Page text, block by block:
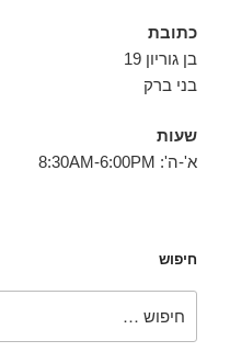
כתובת
בן גוריון 19
בני ברק
שעות
א'-ה': 8:30AM-6:00PM
חיפוש